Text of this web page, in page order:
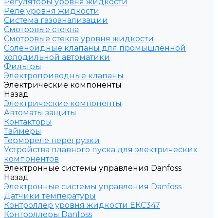
Реле уровня жидкости
Система газоанализации
Смотровые стекла
Смотровые стекла уровня жидкости
Соленоидные клапаны для промышленной
холодильной автоматики
Фильтры
Электроприводные клапаны
Электрические компоненты
Назад
Электрические компоненты
Автоматы защиты
Контакторы
Таймеры
Термореле перегрузки
Устройства плавного пуска для электрических
компонентов
Электронные системы управления Danfoss
Назад
Электронные системы управления Danfoss
Датчики температуры
Контроллер уровня жидкости ЕКС347
Контроллеры Danfoss